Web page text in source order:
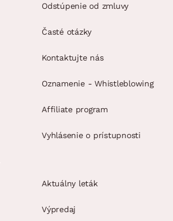
Odstúpenie od zmluvy
Časté otázky
Kontaktujte nás
Oznamenie - Whistleblowing
Affiliate program
Vyhlásenie o prístupnosti
Aktuálny leták
Výpredaj